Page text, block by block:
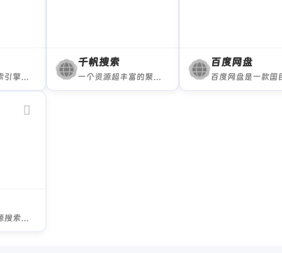
专业的网盘搜索引擎，上亿级的网盘资源下载
千帆搜索
一个资源超丰富的聚合网盘资源搜索网站。
百度网盘
专注百度云资源搜索引擎网站